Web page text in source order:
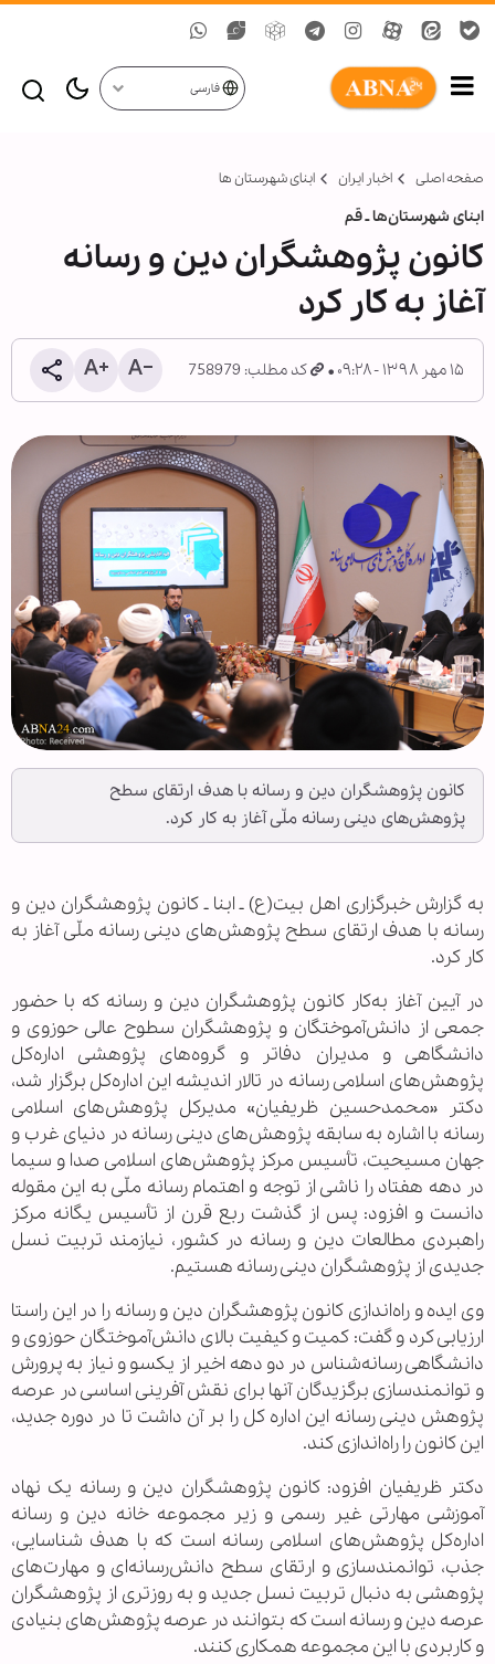
فارسی
صفحه اصلی اخبار ایران ابنای شهرستان ها
ابنای شهرستان‌ها ـ قم
کانون پژوهشگران دین و رسانه
آغاز به کار کرد
۱۵ مهر ۱۳۹۸ - ۰۹:۲۸ کد مطلب: 758979
کانون پژوهشگران دین و رسانه با هدف ارتقای سطح
پژوهش‌های دینی رسانه ملّی آغاز به‌ کار کرد.
به گزارش خبرگزاری اهل بیت(ع) ـ ابنا ـ کانون پژوهشگران دین و
رسانه با هدف ارتقای سطح پژوهش‌های دینی رسانه ملّی آغاز به‌
کار کرد.
در آیین آغاز به‌کار کانون پژوهشگران دین و رسانه که با حضور
جمعی از دانش‌آموختگان و پژوهشگران سطوح عالی حوزوی و
دانشگاهی و مدیران دفاتر و گروه‌های پژوهشی اداره‌کل
پژوهش‌های اسلامی رسانه در تالار اندیشه این اداره‌کل برگزار شد،
دکتر «محمدحسین ظریفیان» مدیرکل پژوهش‌های اسلامی
رسانه با اشاره به سابقه پژوهش‌های دینی رسانه در دنیای غرب و
جهان مسیحیت، تأسیس مرکز پژوهش‌های اسلامی صدا و سیما
در دهه هفتاد را ناشی از توجه و اهتمام رسانه ملّی به این مقوله
دانست و افزود: پس از گذشت ربع قرن از تأسیس یگانه مرکز
راهبردی مطالعات دین و رسانه در کشور، نیازمند تربیت نسل
جدیدی از پژوهشگران دینی رسانه هستیم.
وی ایده و راه‌اندازی کانون پژوهشگران دین و رسانه را در این راستا
ارزیابی کرد و گفت: کمیت و کیفیت بالای دانش‌آموختگان حوزوی و
دانشگاهی رسانه‌شناس در دو دهه اخیر از یکسو و نیاز به پرورش
و توانمند‌سازی برگزیدگان آنها برای نقش آفرینی اساسی در عرصه
پژوهش دینی رسانه این اداره‌ کل را بر آن داشت تا در دوره جدید،
این کانون را راه‌اندازی کند.
دکتر ظریفیان افزود: کانون پژوهشگران دین و رسانه یک نهاد
آموزشی مهارتی غیر رسمی و زیر مجموعه خانه دین و رسانه
اداره‌کل پژوهش‌های اسلامی رسانه است که با هدف شناسایی،
جذب، توانمندسازی و ارتقای سطح دانش‌رسانه‌ای و مهارت‌های
پژوهشی به دنبال تربیت نسل جدید و به روزتری از پژوهشگران
عرصه دین و رسانه است که بتوانند در عرصه پژوهش‌های بنیادی
و کاربردی با این مجموعه همکاری کنند.